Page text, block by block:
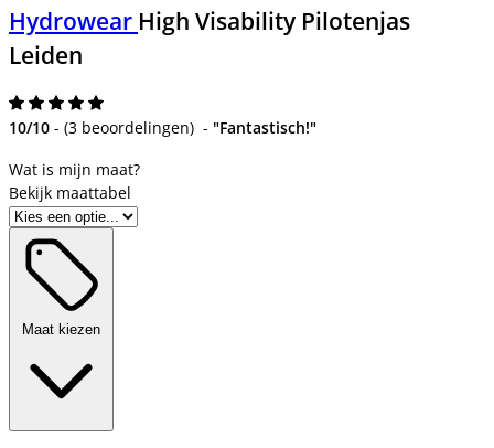
Hydrowear High Visability Pilotenjas
Leiden
10/10 - (3 beoordelingen) - "Fantastisch!"
Bekijk maattabel
Maat kiezen